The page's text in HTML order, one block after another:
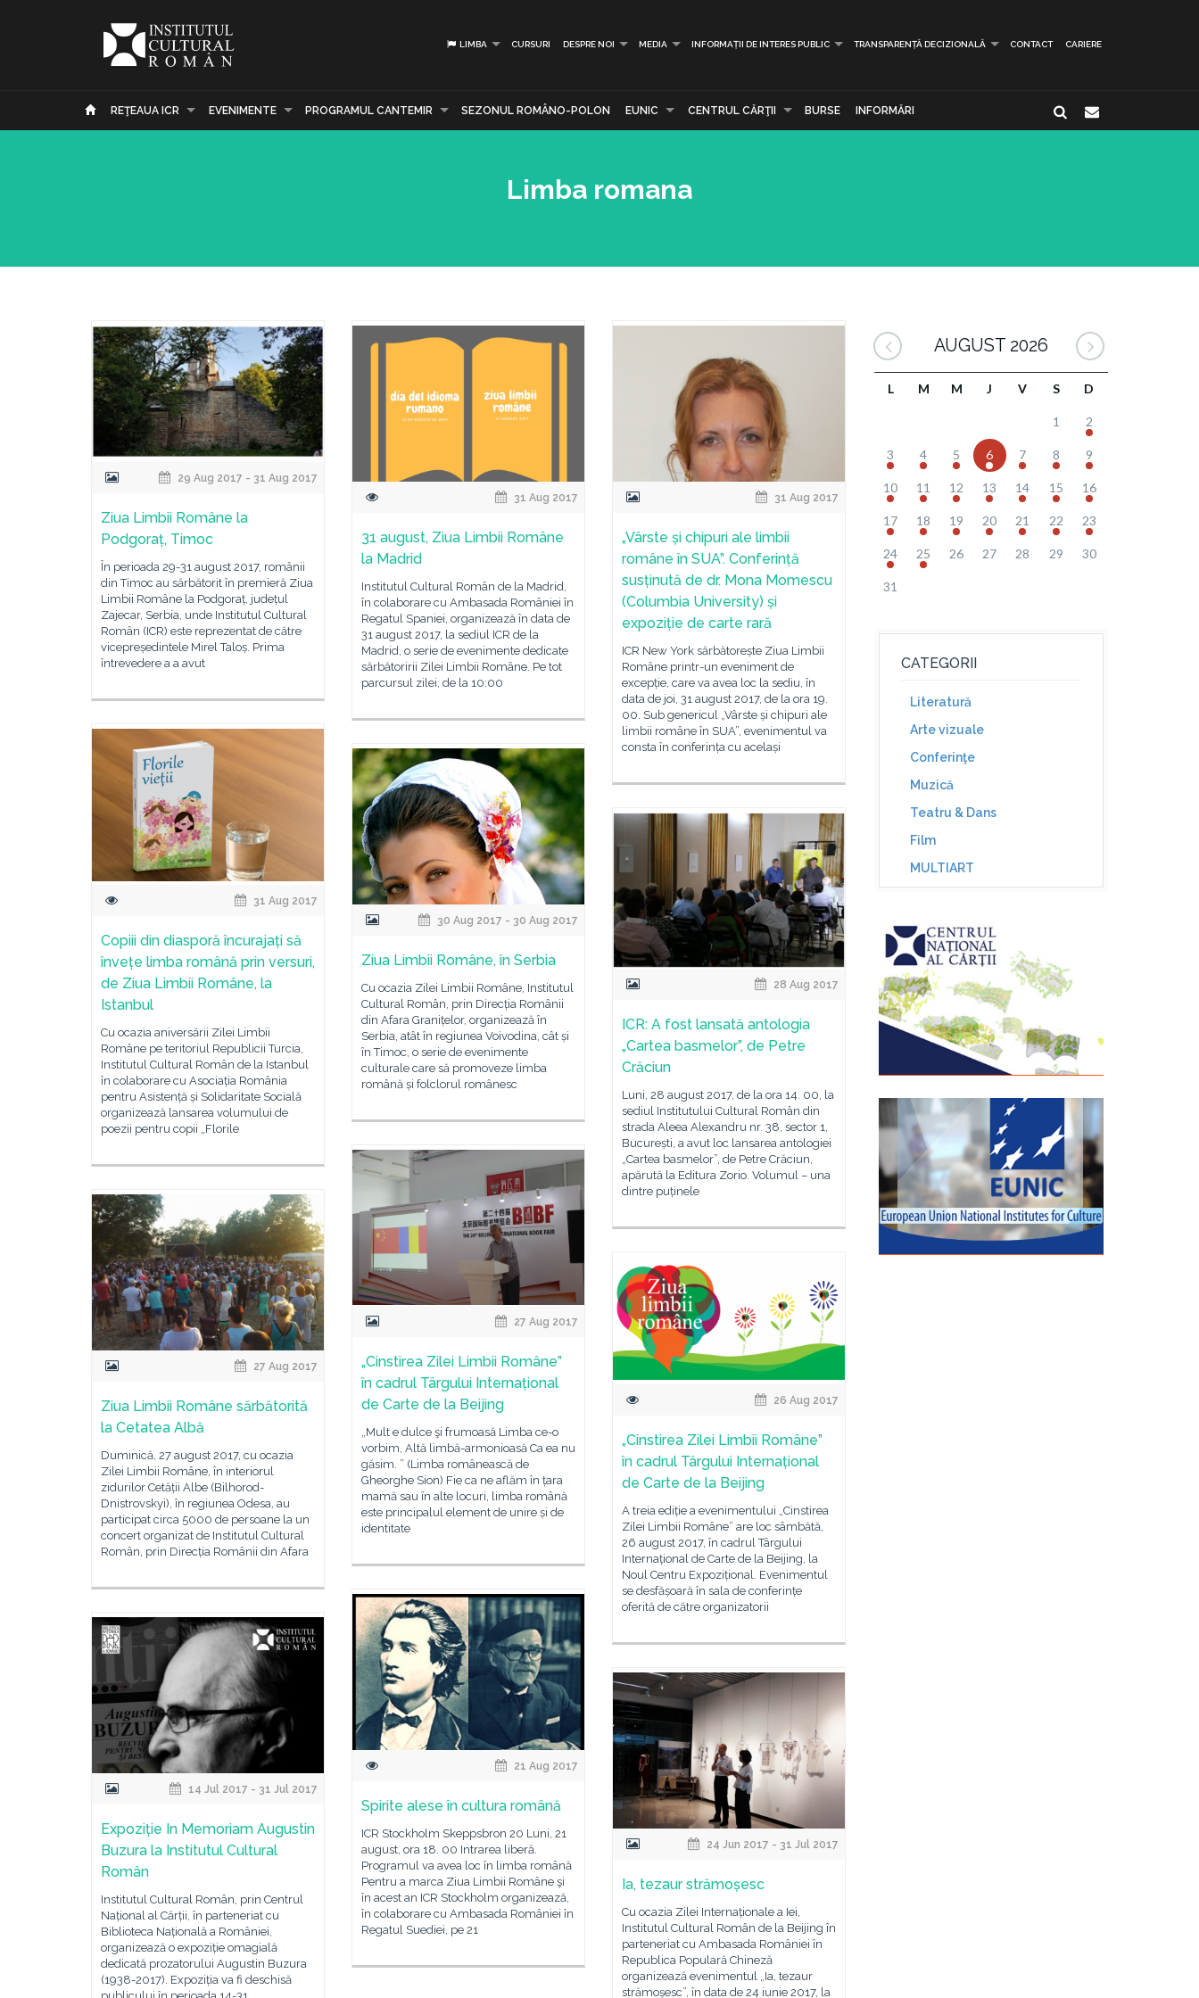
LIMBA CURSURI DESPRE NOI MEDIA INFORMAȚII DE INTERES PUBLIC TRANSPARENȚĂ DECIZIONALĂ CONTACT CARIERE
REŢEAUA ICR EVENIMENTE PROGRAMUL CANTEMIR SEZONUL ROMÂNO-POLON EUNIC CENTRUL CĂRŢII BURSE INFORMĂRI
Limba romana
29 Aug 2017 - 31 Aug 2017
Ziua Limbii Române la
Podgoraț, Timoc
În perioada 29-31 august 2017, românii
din Timoc au sărbătorit în premieră Ziua
Limbii Române la Podgoraț, județul
Zajecar, Serbia, unde Institutul Cultural
Român (ICR) este reprezentat de către
vicepreședintele Mirel Taloș. Prima
întrevedere a a avut
31 Aug 2017
31 august, Ziua Limbii Române
la Madrid
Institutul Cultural Român de la Madrid,
în colaborare cu Ambasada României în
Regatul Spaniei, organizează în data de
31 august 2017, la sediul ICR de la
Madrid, o serie de evenimente dedicate
sărbătoririi Zilei Limbii Române. Pe tot
parcursul zilei, de la 10:00
31 Aug 2017
„Vârste și chipuri ale limbii
române în SUA”. Conferință
susținută de dr. Mona Momescu
(Columbia University) și
expoziție de carte rară
ICR New York sărbătorește Ziua Limbii
Române printr-un eveniment de
excepție, care va avea loc la sediu, în
data de joi, 31 august 2017, de la ora 19.
00. Sub genericul „Vârste și chipuri ale
limbii române în SUA”, evenimentul va
consta în conferința cu același
31 Aug 2017
Copiii din diasporă încurajați să
învețe limba română prin versuri,
de Ziua Limbii Române, la
Istanbul
Cu ocazia aniversării Zilei Limbii
Române pe teritoriul Republicii Turcia,
Institutul Cultural Român de la Istanbul
în colaborare cu Asociația România
pentru Asistență și Solidaritate Socială
organizează lansarea volumului de
poezii pentru copii „Florile
30 Aug 2017 - 30 Aug 2017
Ziua Limbii Române, în Serbia
Cu ocazia Zilei Limbii Române, Institutul
Cultural Român, prin Direcția Românii
din Afara Granițelor, organizează în
Serbia, atât în regiunea Voivodina, cât și
în Timoc, o serie de evenimente
culturale care să promoveze limba
română și folclorul românesc
28 Aug 2017
ICR: A fost lansată antologia
„Cartea basmelor”, de Petre
Crăciun
Luni, 28 august 2017, de la ora 14. 00, la
sediul Institutului Cultural Român din
strada Aleea Alexandru nr. 38, sector 1,
București, a avut loc lansarea antologiei
„Cartea basmelor”, de Petre Crăciun,
apărută la Editura Zorio. Volumul – una
dintre puținele
27 Aug 2017
„Cinstirea Zilei Limbii Române”
în cadrul Târgului Internațional
de Carte de la Beijing
„Mult e dulce şi frumoasă Limba ce-o
vorbim, Altă limbă-armonioasă Ca ea nu
găsim. ” (Limba românească de
Gheorghe Sion) Fie ca ne aflăm în țara
mamă sau în alte locuri, limba română
este principalul element de unire și de
identitate
27 Aug 2017
Ziua Limbii Române sărbătorită
la Cetatea Albă
Duminică, 27 august 2017, cu ocazia
Zilei Limbii Române, în interiorul
zidurilor Cetății Albe (Bilhorod-
Dnistrovskyi), în regiunea Odesa, au
participat circa 5000 de persoane la un
concert organizat de Institutul Cultural
Român, prin Direcția Românii din Afara
26 Aug 2017
„Cinstirea Zilei Limbii Române”
în cadrul Târgului Internațional
de Carte de la Beijing
A treia ediție a evenimentului „Cinstirea
Zilei Limbii Române” are loc sâmbătă,
26 august 2017, în cadrul Târgului
Internațional de Carte de la Beijing, la
Noul Centru Expozițional. Evenimentul
se desfășoară în sala de conferințe
oferită de către organizatorii
21 Aug 2017
Spirite alese în cultura română
ICR Stockholm Skeppsbron 20 Luni, 21
august, ora 18. 00 Intrarea liberă.
Programul va avea loc în limba română
Pentru a marca Ziua Limbii Române şi
în acest an ICR Stockholm organizează,
în colaborare cu Ambasada României în
Regatul Suediei, pe 21
14 Jul 2017 - 31 Jul 2017
Expoziție In Memoriam Augustin
Buzura la Institutul Cultural
Român
Institutul Cultural Român, prin Centrul
Național al Cărții, în parteneriat cu
Biblioteca Națională a României,
organizează o expoziție omagială
dedicată prozatorului Augustin Buzura
(1938-2017). Expoziția va fi deschisă
24 Jun 2017 - 31 Jul 2017
Ia, tezaur strămoșesc
Cu ocazia Zilei Internaționale a Iei,
Institutul Cultural Român de la Beijing în
parteneriat cu Ambasada României în
Republica Populară Chineză
organizează evenimentul „Ia, tezaur
strămoșesc”, în data de 24 iunie 2017, la
AUGUST 2026
L M M J V S D
1 2
3 4 5 6 7 8 9
10 11 12 13 14 15 16
17 18 19 20 21 22 23
24 25 26 27 28 29 30
31
CATEGORII
Literatură
Arte vizuale
Conferinţe
Muzică
Teatru & Dans
Film
MULTIART